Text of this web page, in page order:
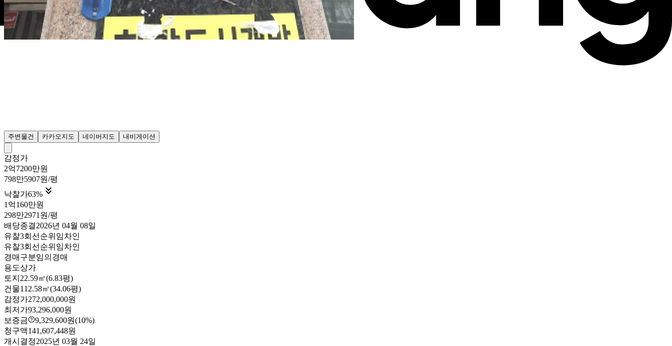
주변물건 카카오지도 네이버지도 내비게이션
감정가
2억7200만원
798만5907원/평
낙찰가63% 
1억160만원
298만2971원/평
배당종결2026년 04월 08일
유찰3회 선순위임차인
유찰3회 선순위임차인
경매구분임의경매
용도상가
토지 22.59㎡(6.83평)
건물112.58㎡(34.06평)
감정가272,000,000원
최저가93,296,000원
보증금
9,329,600원(10%)
청구액141,607,448원
개시결정2025년 03월 24일